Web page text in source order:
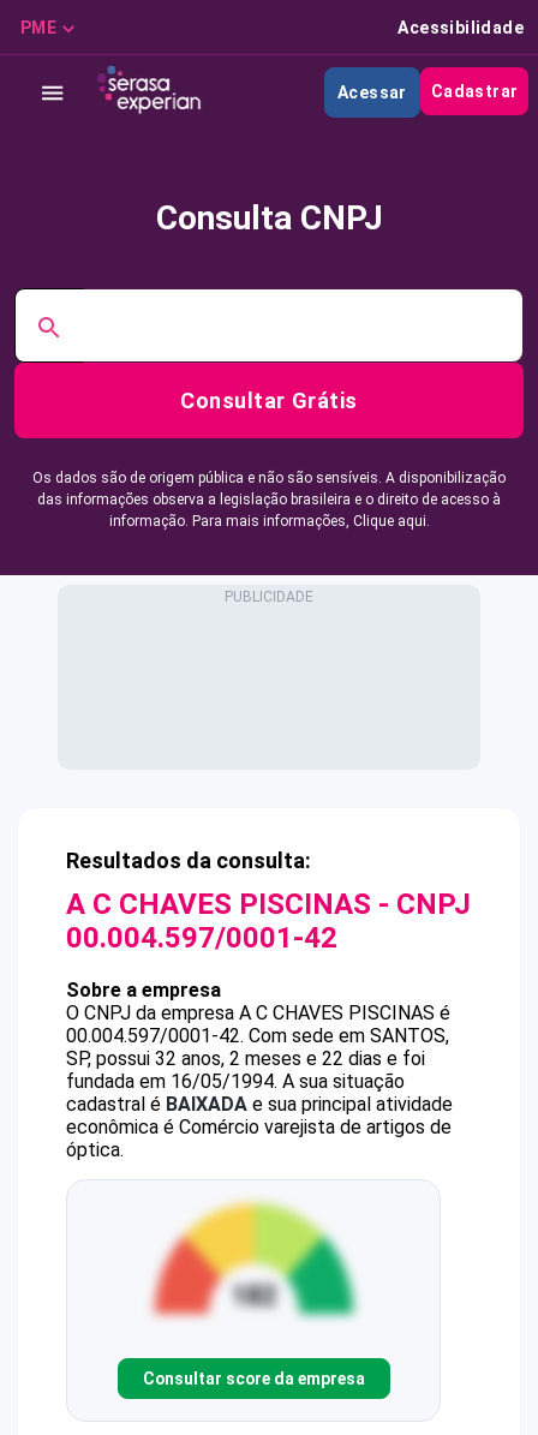
PME Acessibilidade
Acessar Cadastrar
Consulta CNPJ
Consultar Grátis
Os dados são de origem pública e não são sensíveis. A disponibilização
das informações observa a legislação brasileira e o direito de acesso à
informação. Para mais informações, Clique aqui.
Resultados da consulta:
A C CHAVES PISCINAS - CNPJ
00.004.597/0001-42
Sobre a empresa
O CNPJ da empresa A C CHAVES PISCINAS é
00.004.597/0001-42. Com sede em SANTOS,
SP, possui 32 anos, 2 meses e 22 dias e foi
fundada em 16/05/1994. A sua situação
cadastral é BAIXADA e sua principal atividade
econômica é Comércio varejista de artigos de
óptica.
Consultar score da empresa